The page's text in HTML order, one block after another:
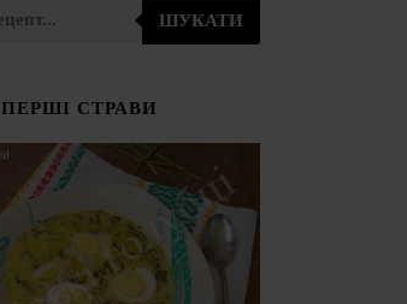
ШУКАТИ
ПЕРШІ СТРАВИ